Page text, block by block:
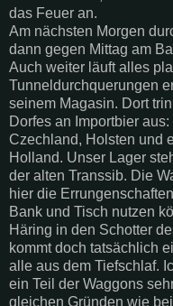
das Feuer an.
Am nächsten Morgen
dann gegen Mittag am
Auch weiter läuft alles
Tunneldurchquerungen
seinem Magasin. Dort
Dorfes an Importbier
Czechland, Holsten und
Holland. Unser Lager
der alten Transsib. Die
hier die
Bank und Tisch nutzen
Häring in den Schotter
kommt doch tatsächlich
alle aus dem Tiefschlaf.
ein Teil der Waggons
gleichen Gründen wie